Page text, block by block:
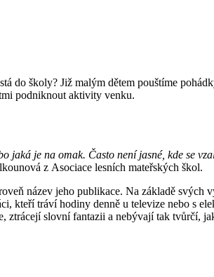
do školy? Již malým dětem pouštíme
podniknout aktivity venku.
je na omak. Často není jasné, kde se
z Asociace lesních mateřských škol.
název jeho publikace. Na základě svých
kteří tráví hodiny denně u televize nebo s
ztrácejí slovní fantazii a nebývají tak tvůrčí,